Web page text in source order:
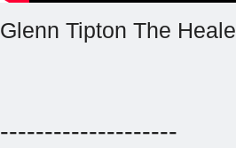
Glenn Tipton The
--------------------